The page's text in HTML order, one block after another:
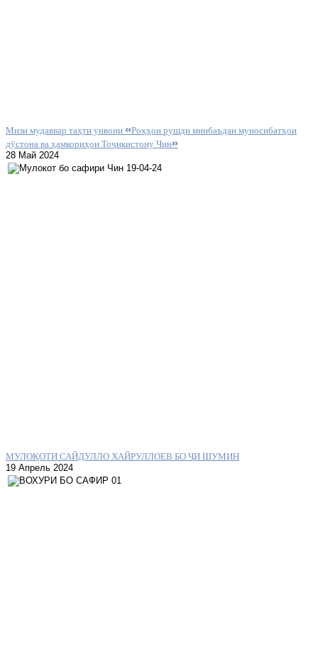
Мизи мудаввар таҳти унвони «Роҳҳои рушди минбаъдаи муносибатҳои
дӯстона ва ҳамкориҳои Тоҷикистону Чин»
28 Май 2024
МУЛОҚОТИ САЙДУЛЛО ХАЙРУЛЛОЕВ БО ҶИ ШУМИН
19 Апрель 2024